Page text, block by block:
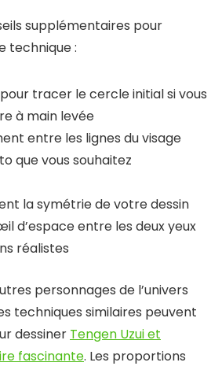
supplémentaires pour
technique :
tracer le cercle initial si vous
à main levée
entre les lignes du visage
que vous souhaitez
la symétrie de votre dessin
d’espace entre les deux yeux
réalistes
personnages de l’univers
techniques similaires peuvent
dessiner Tengen Uzui et
fascinante. Les proportions